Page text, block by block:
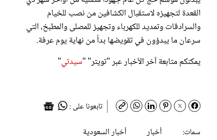
القعدة لتجهيزه لاستقبال الكشافين من نصب للخيام
والسرادقات وتمديد للكهرباء وتجهيز للمصلى والمطبخ، التي
سرعان ما يبدؤون في تقويضها بدأ من نهاية يوم عرفة.
يمكنكم متابعة آخر الآخبار عبر "تويتر" "سيدتي"
تابعونا على :
سمات:
أخبار
أخبار السعودية